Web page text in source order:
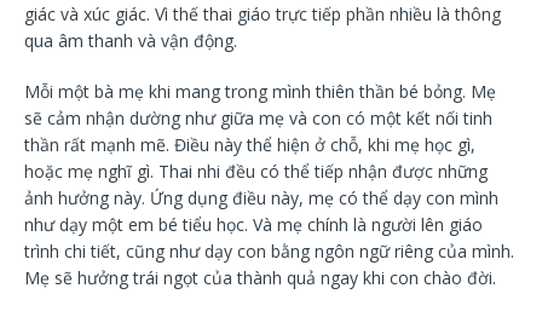
giác và xúc giác. Vì thế thai giáo trực tiếp phần nhiều là thông
qua âm thanh và vận động.
Mỗi một bà mẹ khi mang trong mình thiên thần bé bỏng. Mẹ
sẽ cảm nhận dường như giữa mẹ và con có một kết nối tinh
thần rất mạnh mẽ. Điều này thể hiện ở chỗ, khi mẹ học gì,
hoặc mẹ nghĩ gì. Thai nhi đều có thể tiếp nhận được những
ảnh hưởng này. Ứng dụng điều này, mẹ có thể dạy con mình
như dạy một em bé tiểu học. Và mẹ chính là người lên giáo
trình chi tiết, cũng như dạy con bằng ngôn ngữ riêng của mình.
Mẹ sẽ hưởng trái ngọt của thành quả ngay khi con chào đời.